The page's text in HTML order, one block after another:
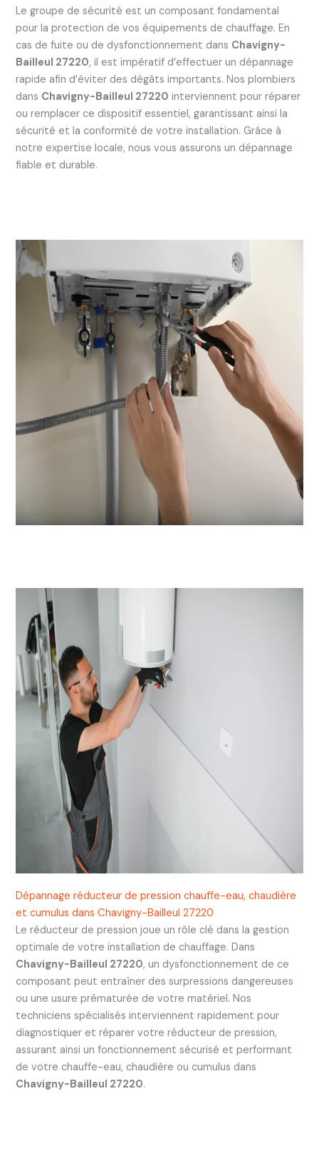
Le groupe de sécurité est un composant fondamental
pour la protection de vos équipements de chauffage. En
cas de fuite ou de dysfonctionnement dans Chavigny-
Bailleul 27220, il est impératif d’effectuer un dépannage
rapide afin d’éviter des dégâts importants. Nos plombiers
dans Chavigny-Bailleul 27220 interviennent pour réparer
ou remplacer ce dispositif essentiel, garantissant ainsi la
sécurité et la conformité de votre installation. Grâce à
notre expertise locale, nous vous assurons un dépannage
fiable et durable.
Dépannage réducteur de pression chauffe-eau, chaudière
et cumulus dans Chavigny-Bailleul 27220
Le réducteur de pression joue un rôle clé dans la gestion
optimale de votre installation de chauffage. Dans
Chavigny-Bailleul 27220, un dysfonctionnement de ce
composant peut entraîner des surpressions dangereuses
ou une usure prématurée de votre matériel. Nos
techniciens spécialisés interviennent rapidement pour
diagnostiquer et réparer votre réducteur de pression,
assurant ainsi un fonctionnement sécurisé et performant
de votre chauffe-eau, chaudière ou cumulus dans
Chavigny-Bailleul 27220.